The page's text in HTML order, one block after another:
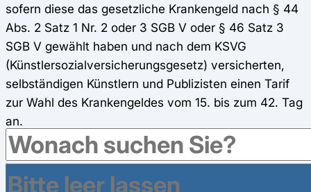
sofern diese das gesetzliche Krankengeld nach § 44
Abs. 2 Satz 1 Nr. 2 oder 3 SGB V oder § 46 Satz 3
SGB V gewählt haben und nach dem KSVG
(Künstlersozialversicherungsgesetz) versicherten,
selbständigen Künstlern und Publizisten einen Tarif
zur Wahl des Krankengeldes vom 15. bis zum 42. Tag
an.